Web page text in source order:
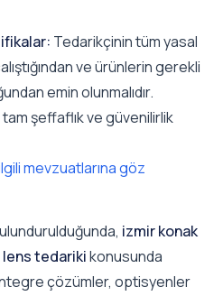
Tedarikçinin tüm yasal
ve ürünlerin gerekli
emin olunmalıdır.
şeffaflık ve güvenilirlik
mevzuatlarına göz
izmir konak
tedarikikonusunda
çözümler, optisyenler